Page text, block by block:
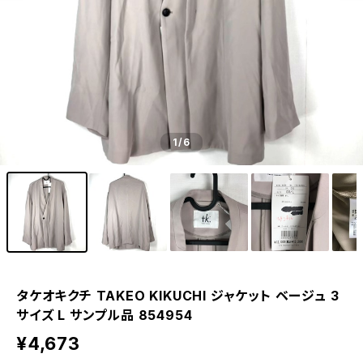
1/6
タケオキクチ TAKEO KIKUCHI ジャケット ベージュ 3
サイズ L サンプル品 854954
¥4,673